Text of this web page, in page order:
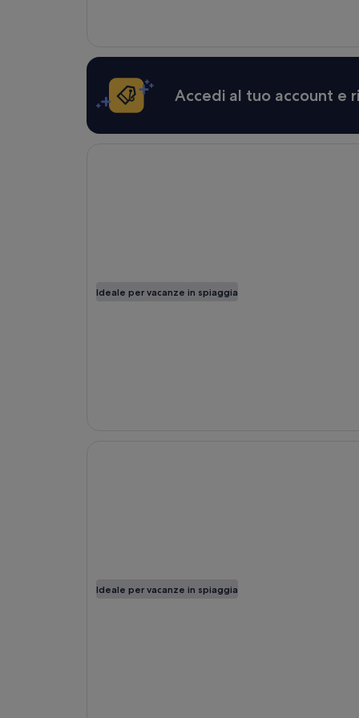
Accedi al tuo account e
Ideale per vacanze in spiaggia
Ideale per vacanze in spiaggia